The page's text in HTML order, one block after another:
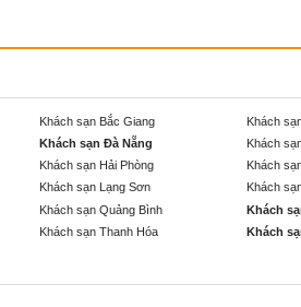
Khách sạn Bắc Giang Khách
Khách sạn Đà Nẵng Khách
Khách sạn Hải Phòng Khách
Khách sạn Lạng Sơn Khách
Khách sạn Quảng Bình Khách
Khách sạn Thanh Hóa Khách